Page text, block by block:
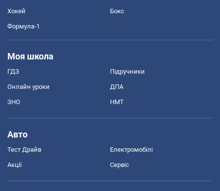
Хокей Бокс
Формула-1
Моя школа
ГДЗ Підручники
Онлайн уроки ДПА
ЗНО НМТ
Авто
Тест Драйв Електромобілі
Акції Сервіс